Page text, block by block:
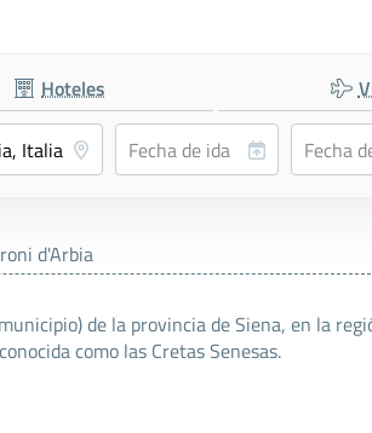
Hoteles
d'Arbia
de la provincia de Siena, en la
como las Cretas Senesas.